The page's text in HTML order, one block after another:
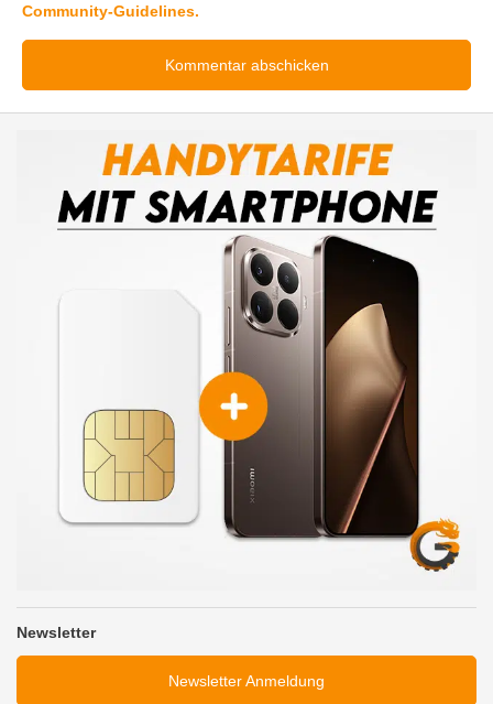
Community-Guidelines.
Newsletter
Newsletter Anmeldung